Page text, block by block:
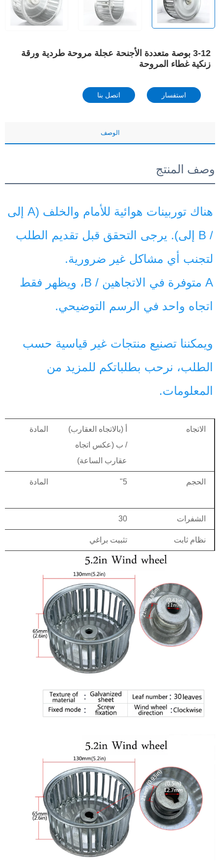
3-12 بوصة متعددة الأجنحة عجلة مروحة طردية ورقة
زنكية غطاء المروحة
استفسار اتصل بنا
الوصف
وصف المنتج
لتجنب أي مشاكل غير ضرورية.
اتجاه واحد في الرسم التوضيحي.
المعلومات.
الاتجاه
أ (بالاتجاه العقارب)
/ ب (عكس اتجاه
عقارب الساعة)
المادة
الحجم 5" المادة
الشفرات 30
نظام ثابت تثبيت براغي